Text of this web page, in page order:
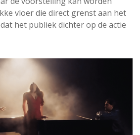
vloer die direct grenst aan het
het publiek dichter op de actie